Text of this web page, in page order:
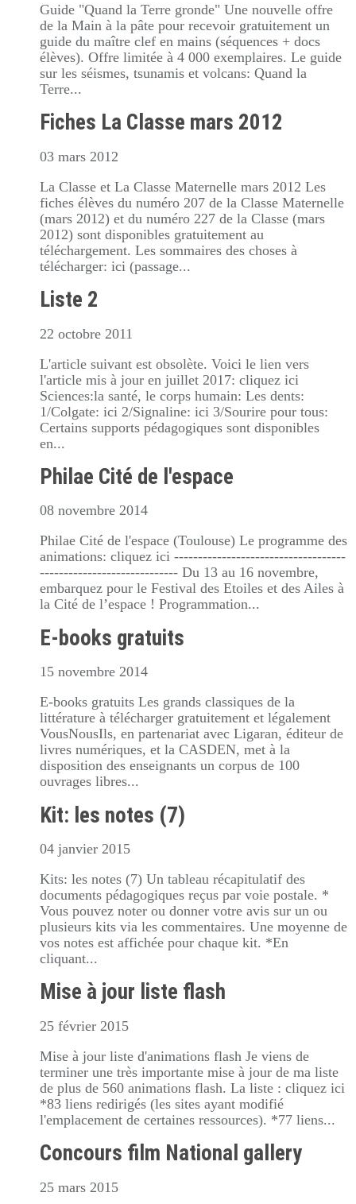
Guide "Quand la Terre gronde" Une nouvelle offre
de la Main à la pâte pour recevoir gratuitement un
guide du maître clef en mains (séquences + docs
élèves). Offre limitée à 4 000 exemplaires. Le guide
sur les séismes, tsunamis et volcans: Quand la
Terre...
Fiches La Classe mars 2012
03 mars 2012
La Classe et La Classe Maternelle mars 2012 Les
fiches élèves du numéro 207 de la Classe Maternelle
(mars 2012) et du numéro 227 de la Classe (mars
2012) sont disponibles gratuitement au
téléchargement. Les sommaires des choses à
télécharger: ici (passage...
Liste 2
22 octobre 2011
L'article suivant est obsolète. Voici le lien vers
l'article mis à jour en juillet 2017: cliquez ici
Sciences:la santé, le corps humain: Les dents:
1/Colgate: ici 2/Signaline: ici 3/Sourire pour tous:
Certains supports pédagogiques sont disponibles
en...
Philae Cité de l'espace
08 novembre 2014
Philae Cité de l'espace (Toulouse) Le programme des
animations: cliquez ici ------------------------------------
----------------------------- Du 13 au 16 novembre,
embarquez pour le Festival des Etoiles et des Ailes à
la Cité de l’espace ! Programmation...
E-books gratuits
15 novembre 2014
E-books gratuits Les grands classiques de la
littérature à télécharger gratuitement et légalement
VousNousIls, en partenariat avec Ligaran, éditeur de
livres numériques, et la CASDEN, met à la
disposition des enseignants un corpus de 100
ouvrages libres...
Kit: les notes (7)
04 janvier 2015
Kits: les notes (7) Un tableau récapitulatif des
documents pédagogiques reçus par voie postale. *
Vous pouvez noter ou donner votre avis sur un ou
plusieurs kits via les commentaires. Une moyenne de
vos notes est affichée pour chaque kit. *En
cliquant...
Mise à jour liste flash
25 février 2015
Mise à jour liste d'animations flash Je viens de
terminer une très importante mise à jour de ma liste
de plus de 560 animations flash. La liste : cliquez ici
*83 liens redirigés (les sites ayant modifié
l'emplacement de certaines ressources). *77 liens...
Concours film National gallery
25 mars 2015